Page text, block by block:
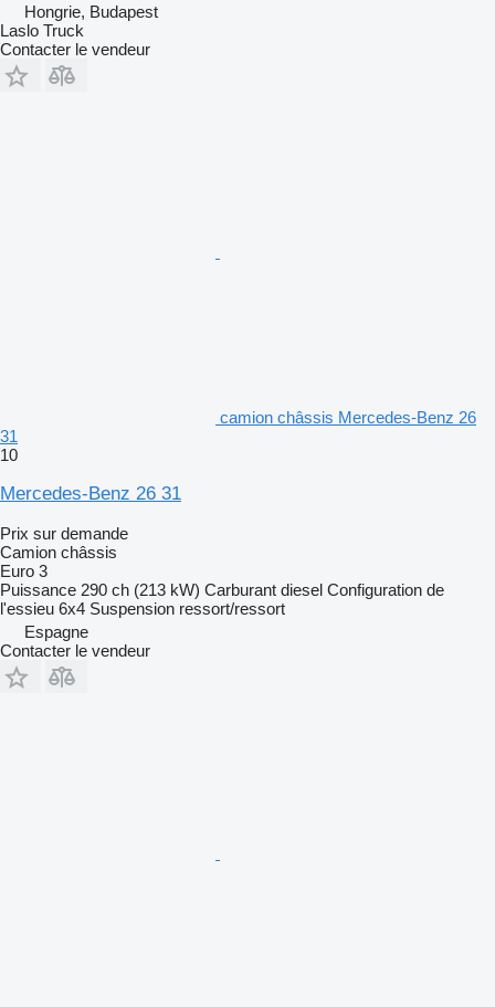
Hongrie, Budapest
Laslo Truck
Contacter le vendeur
camion châssis Mercedes-Benz 26
31
10
Mercedes-Benz 26 31
Prix sur demande
Camion châssis
Euro 3
Puissance 290 ch (213 kW) Carburant diesel Configuration de
l'essieu 6x4 Suspension ressort/ressort
Espagne
Contacter le vendeur